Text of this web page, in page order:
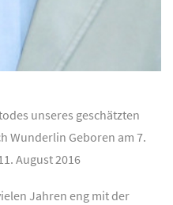
unseres geschätzten
Wunderlin Geboren am 7.
August 2016
Jahren eng mit der